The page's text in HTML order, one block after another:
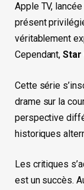
Apple TV,
présent
véritablement
Cependant,Star
Cette série
drame sur la
perspective
historiques
Les critiques
est un succès.